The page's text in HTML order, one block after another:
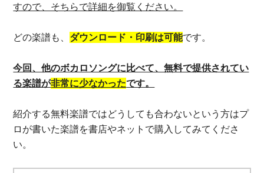
すので、そちらで詳細を御覧ください。
どの楽譜も、 ダウンロード・印刷は可能です。
今回、他のボカロソングに比べて、無料で提供されてい
る楽譜が非常に少なかったです。
紹介する無料楽譜ではどうしても合わないという方はプ
ロが書いた楽譜を書店やネットで購入してみてくださ
い。